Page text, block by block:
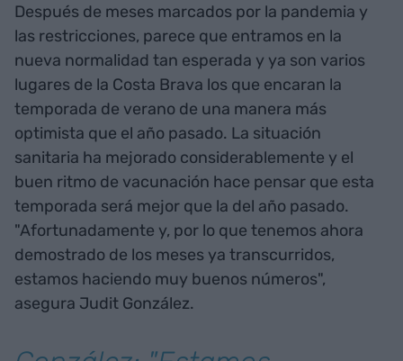
Después de meses marcados por la pandemia y
las restricciones, parece que entramos en la
nueva normalidad tan esperada y ya son varios
lugares de la Costa Brava los que encaran la
temporada de verano de una manera más
optimista que el año pasado. La situación
sanitaria ha mejorado considerablemente y el
buen ritmo de vacunación hace pensar que esta
temporada será mejor que la del año pasado.
"Afortunadamente y, por lo que tenemos ahora
demostrado de los meses ya transcurridos,
estamos haciendo muy buenos números",
asegura Judit González.